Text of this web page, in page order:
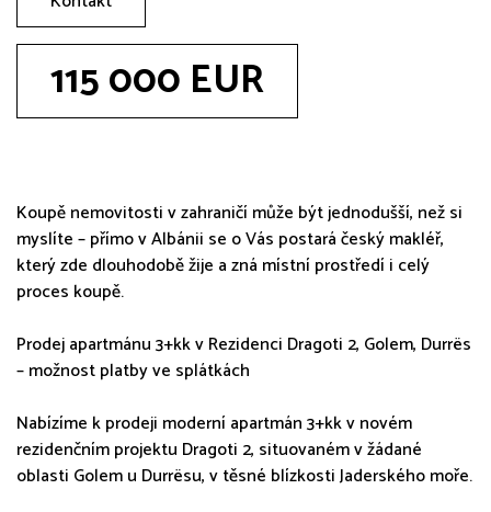
115 000 EUR
Koupě nemovitosti v zahraničí může být jednodušší, než si
myslíte – přímo v Albánii se o Vás postará český makléř,
který zde dlouhodobě žije a zná místní prostředí i celý
proces koupě.
Prodej apartmánu 3+kk v Rezidenci Dragoti 2, Golem, Durrës
– možnost platby ve splátkách
Nabízíme k prodeji moderní apartmán 3+kk v novém
rezidenčním projektu Dragoti 2, situovaném v žádané
oblasti Golem u Durrësu, v těsné blízkosti Jaderského moře.